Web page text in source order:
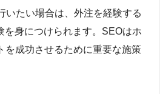
いたい場合は、外注を経験する
を身につけられます。SEOはホ
を成功させるために重要な施策